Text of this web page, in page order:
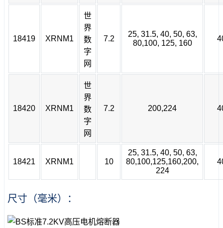
18419 XRNM1
世
界
数
字
网
7.2
25, 31.5, 40, 50, 63,
80,100, 125, 160
18420 XRNM1
世
界
数
字
网
7.2 200,224
18421 XRNM1 10
25, 31.5, 40, 50, 63,
80,100,125,160,200,
224
尺寸（毫米）：